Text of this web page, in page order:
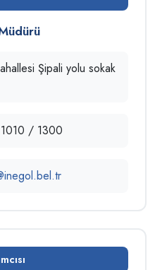
Şipali yolu sokak
/ 1300